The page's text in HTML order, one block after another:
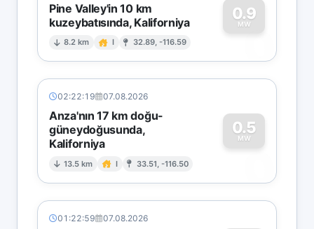
Pine Valley'in 10 km
kuzeybatısında, Kaliforniya
8.2 km I 32.89, -116.59
0.9
MW
0
02:22:19 07.08.2026
Anza'nın 17 km doğu-
güneydoğusunda,
Kaliforniya
13.5 km I 33.51, -116.50
0.5
MW
0
01:22:59 07.08.2026